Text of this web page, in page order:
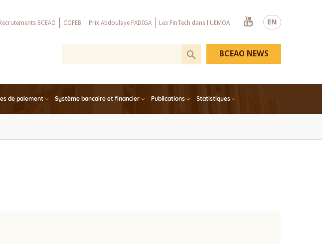
EN
Recrutements BCEAO COFEB Prix Abdoulaye FADIGA Les FinTech dans l'UEMOA
Youtube
de paiement Système bancaire et financier Publications Statistiques
BCEAO NEWS